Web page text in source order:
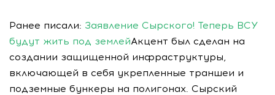
Ранее писали: Заявление Сырского! Теперь ВСУ
будут жить под землейАкцент был сделан на
создании защищенной инфраструктуры,
включающей в себя укрепленные траншеи и
подземные бункеры на полигонах. Сырский